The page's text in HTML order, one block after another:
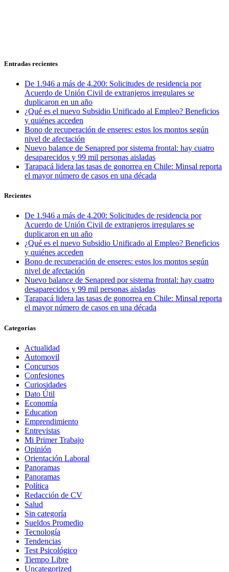
Entradas recientes
De 1.946 a más de 4.200: Solicitudes de residencia por
Acuerdo de Unión Civil de extranjeros irregulares se
duplicaron en un año
¿Qué es el nuevo Subsidio Unificado al Empleo? Beneficios
y quiénes acceden
Bono de recuperación de enseres: estos los montos según
nivel de afectación
Nuevo balance de Senapred por sistema frontal: hay cuatro
desaparecidos y 99 mil personas aisladas
Tarapacá lidera las tasas de gonorrea en Chile: Minsal reporta
el mayor número de casos en una década
Recientes
De 1.946 a más de 4.200: Solicitudes de residencia por
Acuerdo de Unión Civil de extranjeros irregulares se
duplicaron en un año
¿Qué es el nuevo Subsidio Unificado al Empleo? Beneficios
y quiénes acceden
Bono de recuperación de enseres: estos los montos según
nivel de afectación
Nuevo balance de Senapred por sistema frontal: hay cuatro
desaparecidos y 99 mil personas aisladas
Tarapacá lidera las tasas de gonorrea en Chile: Minsal reporta
el mayor número de casos en una década
Categorias
Actualidad
Automovil
Concursos
Confesiones
Curiosidades
Dato Útil
Economía
Education
Emprendimiento
Entrevistas
Mi Primer Trabajo
Opinión
Orientación Laboral
Panoramas
Panoramas
Política
Redacción de CV
Salud
Sin categoría
Sueldos Promedio
Tecnología
Tendencias
Test Psicológico
Tiempo Libre
Uncategorized